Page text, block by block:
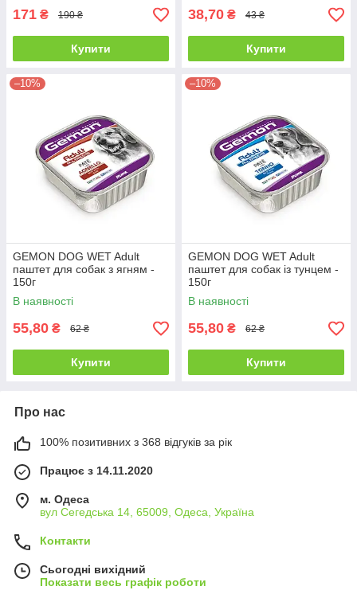
171 ₴ 190 ₴
Купити
38,70 ₴ 43 ₴
Купити
–10%
GEMON DOG WET Adult
паштет для собак з ягням -
150г
В наявності
55,80 ₴ 62 ₴
Купити
–10%
GEMON DOG WET Adult
паштет для собак із тунцем -
150г
В наявності
55,80 ₴ 62 ₴
Купити
Про нас
100% позитивних з 368 відгуків за рік
Працює з 14.11.2020
м. Одеса
вул Сегедська 14, 65009, Одеса, Україна
Контакти
Сьогодні вихідний
Показати весь графік роботи